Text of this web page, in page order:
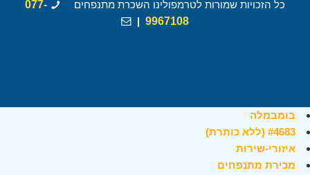
כל הזכויות שמורות לטרמפולינו השכרת מתנפחים
077-
9967108
|
בומבמלה
#4683 (ללא כותרת)
איזורי-שירות
מכירת מתנפחים